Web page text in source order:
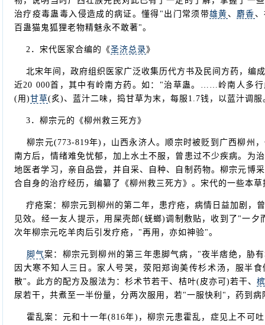
治疗疫毒蛊毒入侵造成的病证。懂得"出门常须带雄黄 、 麝香
百蛊猫鬼狐狸老物精魅永不敢著"。
2．宋代医家合编的《圣济总录》
北宋年间，政府组织医家广泛收集历代方书及民间方药，编
近20 000首，其中有岭南方药。如："治草蛊。……岭南人多行
(用)甘草(炙)、蓝汁二味，捣甘草为末，每服1.7钱，以蓝汁调服
3．柳宗元的《柳州救三死方》
柳宗元(773-819年)，山西永济人。顺宗时被贬到广西柳州
南方后，情绪难免忧郁，加上水土不服，曾患过不少疾病。为
地医者学习，亲自品尝，并自采、自种、自制药物。柳宗元博
合自身的治疗经历，编纂了《柳州救三死方》。宋代的一些本
疔疮案：柳宗元到柳州的第二年，患疔疮，病情日益加剧，
见效。经一友人提示，用屎壳郎(蜣螂)调制敷贴，收到了"一夕
次年柳宗元吃羊肉后引发疗疮，"再用，亦如神验"。
脚气案：柳宗元到柳州的第三年患脚气病，"夜半痞绝，胁
因大寒不知人三日。家人号哭，荥阳郑询美传杉术汤，服半
散"。此方的配方及服法为：杉术节若干、桔叶(皮亦可)若干、
尿若干，共煮至一半份量，分两次服用，若"一服快利"，药到病
霍乱案：元和十一年(816年)，柳宗元患霍乱，症见上不可